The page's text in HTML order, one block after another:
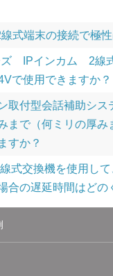
式端末の接続で極性
ズ IPインカム 2線
で使用できますか？
取付型会話補助シス
まで（何ミリの厚み
すか？
式交換機を使用して
合の遅延時間はどの